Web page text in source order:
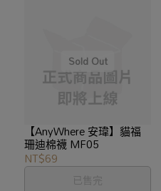
【AnyWhere 安瑋】貓福
珊迪棉襪 MF05
NT$69
已售完